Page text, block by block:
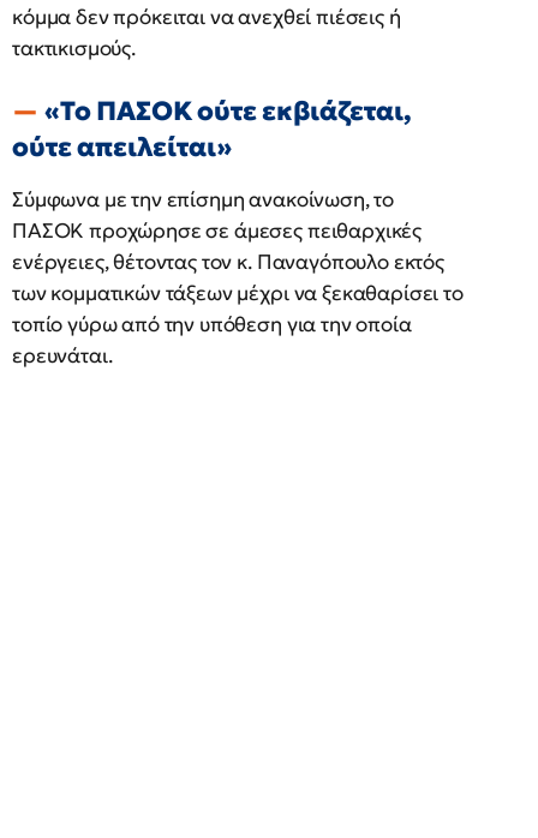
κόμμα δεν πρόκειται να ανεχθεί πιέσεις ή
τακτικισμούς.
«Το ΠΑΣΟΚ ούτε εκβιάζεται,
ούτε απειλείται»
Σύμφωνα με την επίσημη ανακοίνωση, το
ΠΑΣΟΚ προχώρησε σε άμεσες πειθαρχικές
ενέργειες, θέτοντας τον κ. Παναγόπουλο εκτός
των κομματικών τάξεων μέχρι να ξεκαθαρίσει το
τοπίο γύρω από την υπόθεση για την οποία
ερευνάται.